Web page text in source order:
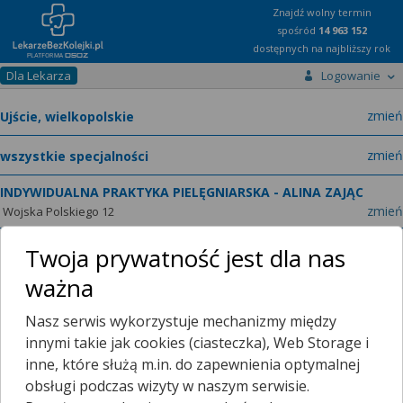
Znajdź wolny termin
spośród 14 963 152
dostępnych na najbliższy rok
Dla Lekarza Logowanie
zmień
zmień
INDYWIDUALNA PRAKTYKA PIELĘGNIARSKA - ALINA ZAJĄC
Wojska Polskiego 12 zmień
Poradnie O placówce
Telefon: Wyświetl numertelefonu do placowki
Twoja prywatność jest dla nas
ważna
Nasz serwis wykorzystuje mechanizmy między
innymi takie jak cookies (ciasteczka), Web Storage i
inne, które służą m.in. do zapewnienia optymalnej
obsługi podczas wizyty w naszym serwisie.